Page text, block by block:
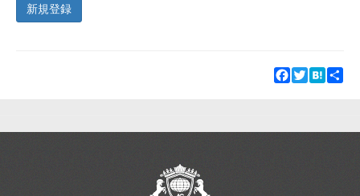
新規登録
Facebook
TwitterHatena